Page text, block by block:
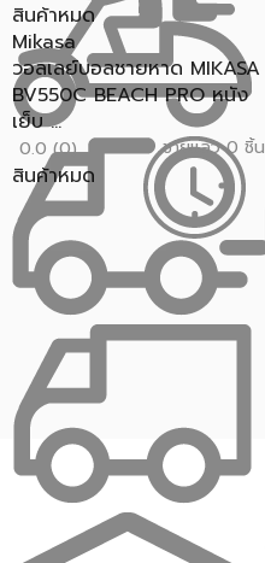
สินค้าหมด
Mikasa
วอลเลย์บอลชายหาด MIKASA
BV550C BEACH PRO หนัง
เย็บ ...
0.0 (0) ขายแล้ว 0 ชิ้น
สินค้าหมด